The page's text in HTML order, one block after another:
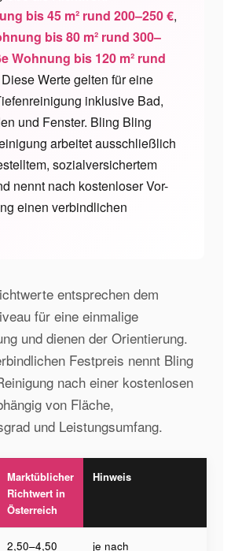
bis 45 m² rund 200–250 €,
bis 80 m² rund 300–
Wohnung bis 120 m² rund
Werte gelten für eine
inklusive Bad,
und Fenster. Bling Bling
arbeitet ausschließlich
sozialversichertem
nennt nach kostenloser Vor-
einen verbindlichen
entsprechen dem
für eine einmalige
und dienen der Orientierung.
Festpreis nennt Bling
nach einer kostenlosen
von Fläche,
und Leistungsumfang.
Marktüblicher
Richtwert in
Österreich
Hinweis
2,50–4,50 je nach